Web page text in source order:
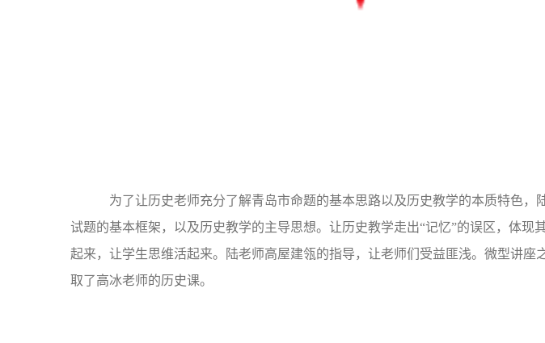
为了让历史老师充分了解青岛市命题的基本思路以及历史教学的本质特色，
试题的基本框架，以及历史教学的主导思想。让历史教学走出“记忆”的误区，体现
起来，让学生思维活起来。陆老师高屋建瓴的指导，让老师们受益匪浅。微型讲座
取了高冰老师的历史课。